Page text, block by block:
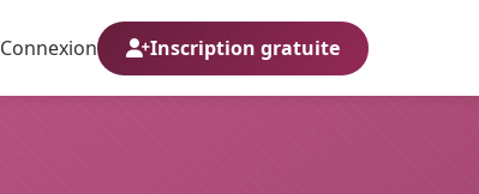
Connexion Inscription gratuite